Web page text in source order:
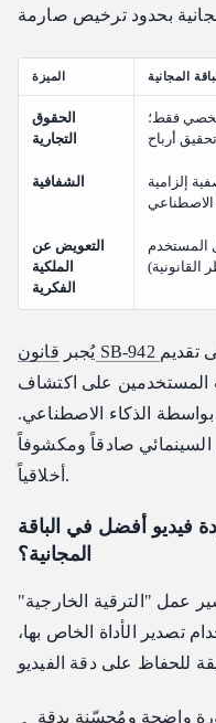
الميزة المجانية
الحقوق
التجارية
فقط؛
أرباح
الشفافية
إلزامية
التعويض عن
الملكية
الفكرية
المستخدم
القانونية)
يُجبر
تقديم
المستخدمين على اكتشاف
بواسطة الذكاء الاصطناعي.
السينمائي صادقاً ومكشوفاً
أخلاقياً.
فيديو أفضل في الباقة
المجانية؟
عمل "الترقية الخارجية"
تصدير الأداة الخاص بها،
واضحة ومُحسّنة بدقة